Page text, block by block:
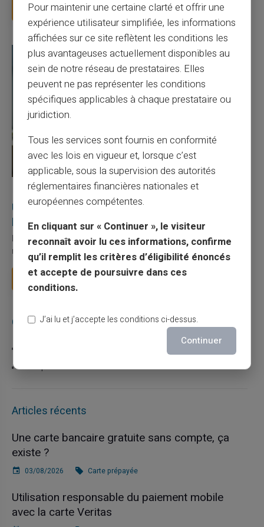
Lire la suite
27/07/2026 Veritas Carte prépayée
Utilisation responsable du paiement mobile avec
la carte Veritas
Le paiement mobile s'est imposé dans les habitudes quotidiennes,
mais il appelle des réflexes pour é...
Lire la suite
Catégories
Escroquerie
Articles récents
Une carte bancaire gratuite sans compte, ça
existe ?
03/08/2026 Carte prépayée
Utilisation responsable du paiement mobile
avec la carte Veritas
Pour maintenir une certaine clarté et offrir une
expérience utilisateur simplifiée, les informations
affichées sur ce site reflètent les conditions les
plus avantageuses actuellement disponibles au
sein de notre réseau de prestataires. Elles
peuvent ne pas représenter les conditions
spécifiques applicables à chaque prestataire ou
juridiction.
Tous les services sont fournis en conformité
avec les lois en vigueur et, lorsque c’est
applicable, sous la supervision des autorités
réglementaires financières nationales et
européennes compétentes.
En cliquant sur « Continuer », le visiteur
reconnaît avoir lu ces informations, confirme
qu’il remplit les critères d’éligibilité énoncés
et accepte de poursuivre dans ces
conditions.
J’ai lu et j’accepte les conditions ci-dessus.
Continuer